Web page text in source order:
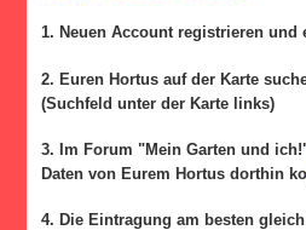
1. Neuen Account registrieren und
2. Euren Hortus auf der Karte
(Suchfeld unter der Karte links)
3. Im Forum "Mein Garten und
Daten von Eurem Hortus dorthin
4. Die Eintragung am besten